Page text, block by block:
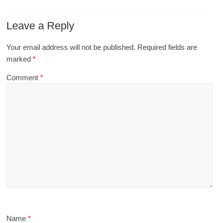
Leave a Reply
Your email address will not be published. Required fields are
marked*
Comment*
Name*